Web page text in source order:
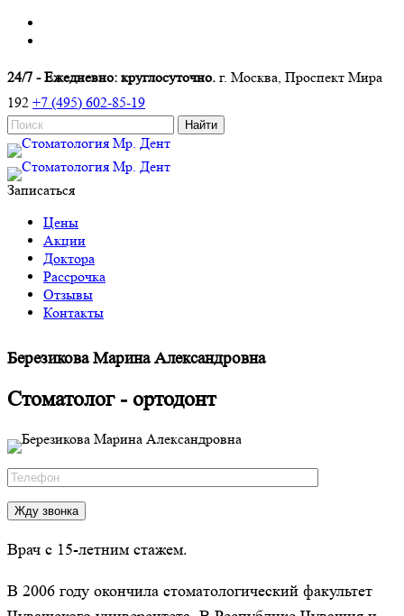
24/7 - Ежедневно: круглосуточно. г. Москва, Проспект Мира
192 +7 (495) 602-85-19
Записаться
Цены
Акции
Доктора
Рассрочка
Отзывы
Контакты
Березикова Марина Александровна
Стоматолог - ортодонт
Врач с 15-летним стажем.
В 2006 году окончила стоматологический факультет